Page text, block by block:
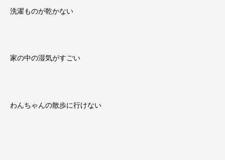
洗濯ものが乾かない
家の中の湿気がすごい
わんちゃんの散歩に行けない